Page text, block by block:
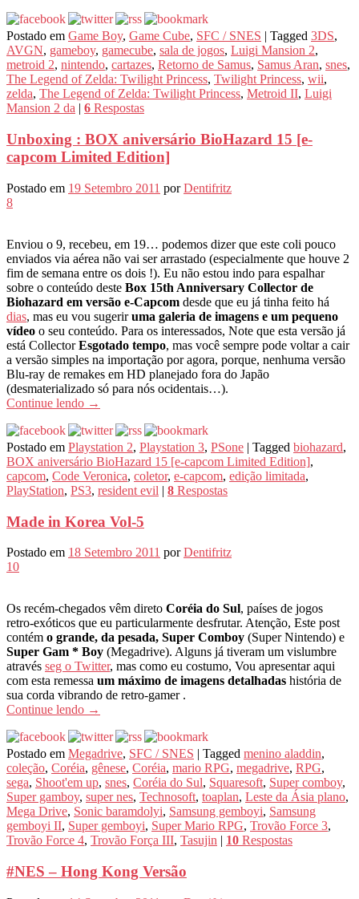
Postado em Game Boy, Game Cube, SFC / SNES | Tagged 3DS,
AVGN, gameboy, gamecube, sala de jogos, Luigi Mansion 2,
metroid 2, nintendo, cartazes, Retorno de Samus, Samus Aran, snes,
The Legend of Zelda: Twilight Princess, Twilight Princess, wii,
zelda, The Legend of Zelda: Twilight Princess, Metroid II, Luigi
Mansion 2 da | 6 Respostas
Unboxing : BOX aniversário BioHazard 15 [e-
capcom Limited Edition]
Postado em 19 Setembro 2011 porDentifritz
8
Enviou o 9, recebeu, em 19… podemos dizer que este coli pouco
enviados via aérea não vai ser arrastado (especialmente que houve 2
fim de semana entre os dois !). Eu não estou indo para espalhar
sobre o conteúdo deste Box 15th Anniversary Collector de
Biohazard em versão e-Capcom desde que eu já tinha feito há
dias, mas eu vou sugeriruma galeria de imagens e um pequeno
vídeo o seu conteúdo. Para os interessados, Note que esta versão já
está CollectorEsgotado tempo, mas você sempre pode voltar a cair
a versão simples na importação por agora, porque, nenhuma versão
Blu-ray de remakes em HD planejado fora do Japão
(desmaterializado só para nós ocidentais…).
Continue lendo →
Postado em Playstation 2, Playstation 3, PSone | Tagged biohazard,
BOX aniversário BioHazard 15 [e-capcom Limited Edition],
capcom, Code Veronica, coletor, e-capcom, edição limitada,
PlayStation, PS3, resident evil | 8 Respostas
Made in Korea Vol-5
Postado em 18 Setembro 2011 porDentifritz
10
Os recém-chegados vêm direto Coréia do Sul, países de jogos
retro-exóticos que eu particularmente desfrutar. Atenção, Este post
contém o grande, da pesada, Super Comboy (Super Nintendo) e
Super Gam * Boy (Megadrive). Alguns já tiveram um vislumbre
através seg o Twitter, mas como eu costumo, Vou apresentar aqui
com esta remessa um máximo de imagens detalhadas história de
sua corda vibrando de retro-gamer .
Continue lendo →
Postado em Megadrive, SFC / SNES | Tagged menino aladdin,
coleção, Coréia, gênese, Coréia, mario RPG, megadrive, RPG,
sega, Shoot'em up, snes, Coréia do Sul, Squaresoft, Super comboy,
Super gamboy, super nes, Technosoft, toaplan, Leste da Ásia plano,
Mega Drive, Sonic baramdolyi, Samsung gemboyi, Samsung
gemboyi II, Super gemboyi, Super Mario RPG, Trovão Force 3,
Trovão Force 4, Trovão Força III, Tasujin | 10 Respostas
#NES – Hong Kong Versão